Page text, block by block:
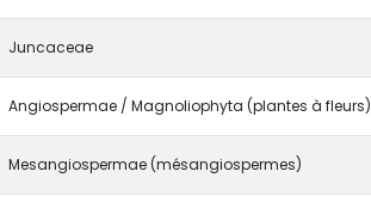
Juncaceae
Angiospermae / Magnoliophyta (plantes à fleurs)
Mesangiospermae (mésangiospermes)